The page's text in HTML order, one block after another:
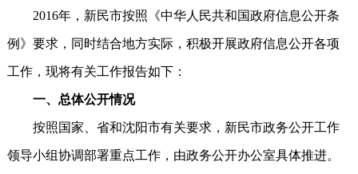
2016年，新民市按照《中华人民共和国政府信息公开条
例》要求，同时结合地方实际，积极开展政府信息公开各项
工作，现将有关工作报告如下：
一、总体公开情况
按照国家、省和沈阳市有关要求，新民市政务公开工作
领导小组协调部署重点工作，由政务公开办公室具体推进。